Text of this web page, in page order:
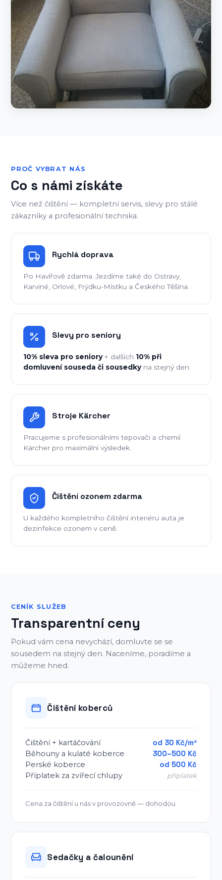
PROČ VYBRAT NÁS
Co s námi získáte
Více než čištění — kompletní servis, slevy pro stálé
zákazníky a profesionální technika.
Rychlá doprava
Po Havířově zdarma. Jezdíme také do Ostravy,
Karviné, Orlové, Frýdku-Místku a Českého Těšína.
Slevy pro seniory
10% sleva pro seniory+ dalších 10% při
domluvení souseda či sousedkyna stejný den.
Stroje Kärcher
Pracujeme s profesionálními tepovači a chemií
Kärcher pro maximální výsledek.
Čištění ozonem zdarma
U každého kompletního čištění interiéru auta je
dezinfekce ozonem v ceně.
CENÍK SLUŽEB
Transparentní ceny
Pokud vám cena nevychází, domluvte se se
sousedem na stejný den. Naceníme, poradíme a
můžeme hned.
Čištění koberců
Čištění + kartáčování
od 30 Kč/m²
Běhouny a kulaté koberce
300–500 Kč
Perské koberce
od 500 Kč
Příplatek za zvířecí chlupy
příplatek
Cena za čištění u nás v provozovně — dohodou.
Sedačky a čalounění